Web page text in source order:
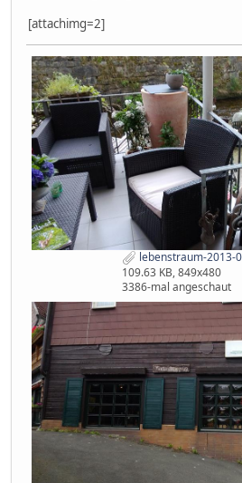
[attachimg=2]
lebenstraum-2013-
109.63 KB, 849x480
3386-mal angeschaut